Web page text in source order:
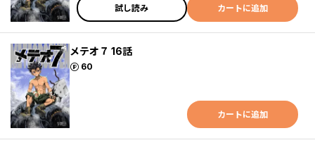
試し読み カートに追加
メテオ７ 16話
60
ポイント
カートに追加